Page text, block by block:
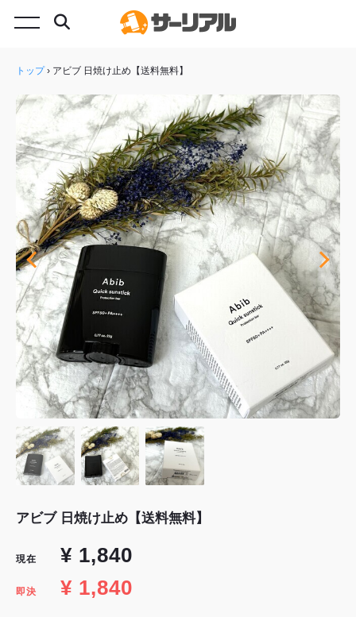
トップ› アビブ 日焼け止め【送料無料】
アビブ 日焼け止め【送料無料】
現在 ¥ 1,840
即決 ¥ 1,840